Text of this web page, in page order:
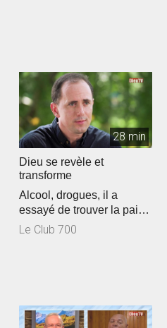
28 min
Dieu se revèle et
transforme
Alcool, drogues, il a
essayé de trouver la paix
avec ces substances.
Le Club 700